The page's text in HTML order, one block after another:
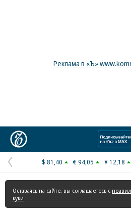
Реклама в «Ъ»
Предыдущая
страница
$ 81,40 € 94,05 ¥ 12,18
Оставаясь на сайте, вы соглашаетесь с
куки